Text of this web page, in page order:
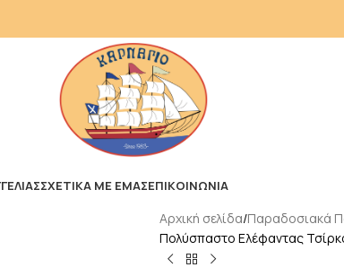
ΣΧΕΤΙΚΑ ΜΕ ΕΜΑΣΕΠΙΚΟΙΝΩΝΙΑ
Αρχική σελίδα Παραδοσιακά
Πολύσπαστο Ελέφαντας